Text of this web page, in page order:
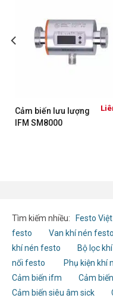
Cảm biến lưu lượng
IFM SM8000
Tìm kiếm nhiều: Festo
festo
Van khí nén festo
khí nén festo
Bộ lọc
nối festo
Phụ kiện khí
Cảm biến ifm
Cảm
Cảm biến siêu âm sick